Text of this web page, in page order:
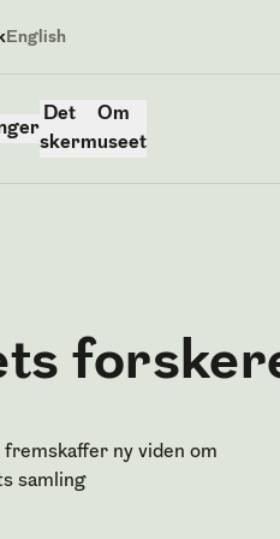
Sprog
English
Det
sker
Om
museet
ny viden om
samling